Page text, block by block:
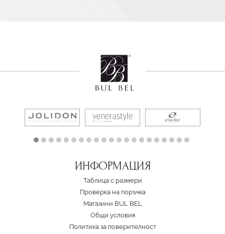
ИНФОРМАЦИЯ
Таблица с размери
Проверка на поръчка
Магазини BUL BEL
Oбщи условия
Политика за поверителност